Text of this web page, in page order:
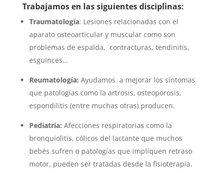
Trabajamos en las siguientes disciplinas:
Traumatología: Lesiones relacionadas con el
aparato osteoarticular y muscular como son
problemas de espalda, contracturas, tendinitis,
esguinces…
Reumatología: Ayudamos a mejorar los síntomas
que patologías como la artrosis, osteoporosis,
espondilitis (entre muchas otras) producen.
Pediatría: Afecciones respiratorias como la
bronquiolitis, cólicos del lactante que muchos
bebés sufren o patologías que impliquen retraso
motor, pueden ser tratadas desde la fisioterapia.